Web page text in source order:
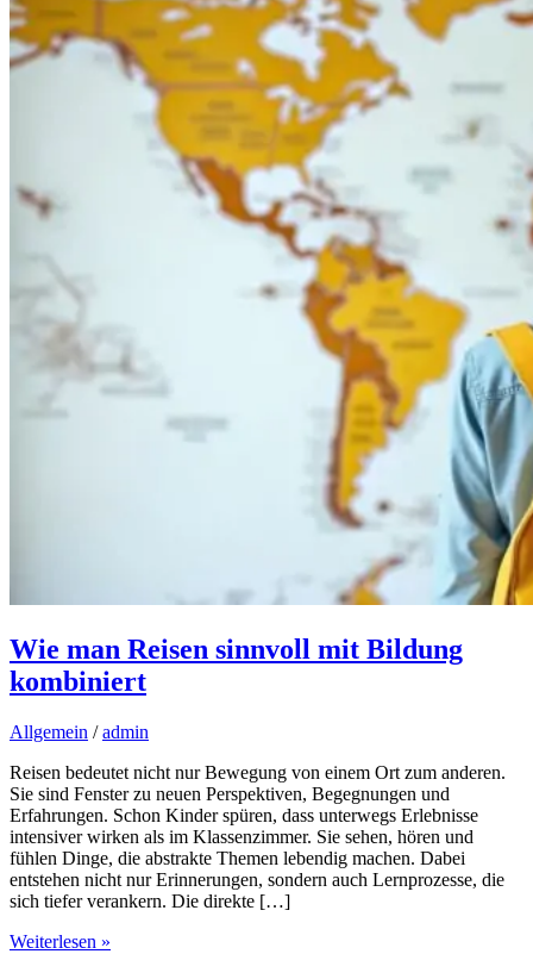
Wie man Reisen sinnvoll mit Bildung
kombiniert
Allgemein /admin
Reisen bedeutet nicht nur Bewegung von einem Ort zum anderen.
Sie sind Fenster zu neuen Perspektiven, Begegnungen und
Erfahrungen. Schon Kinder spüren, dass unterwegs Erlebnisse
intensiver wirken als im Klassenzimmer. Sie sehen, hören und
fühlen Dinge, die abstrakte Themen lebendig machen. Dabei
entstehen nicht nur Erinnerungen, sondern auch Lernprozesse, die
sich tiefer verankern. Die direkte […]
Wie
Weiterlesen »